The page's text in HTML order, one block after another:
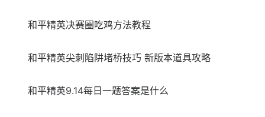
和平精英决赛圈吃鸡方法教程
和平精英尖刺陷阱堵桥技巧 新版本道具攻略
和平精英9.14每日一题答案是什么